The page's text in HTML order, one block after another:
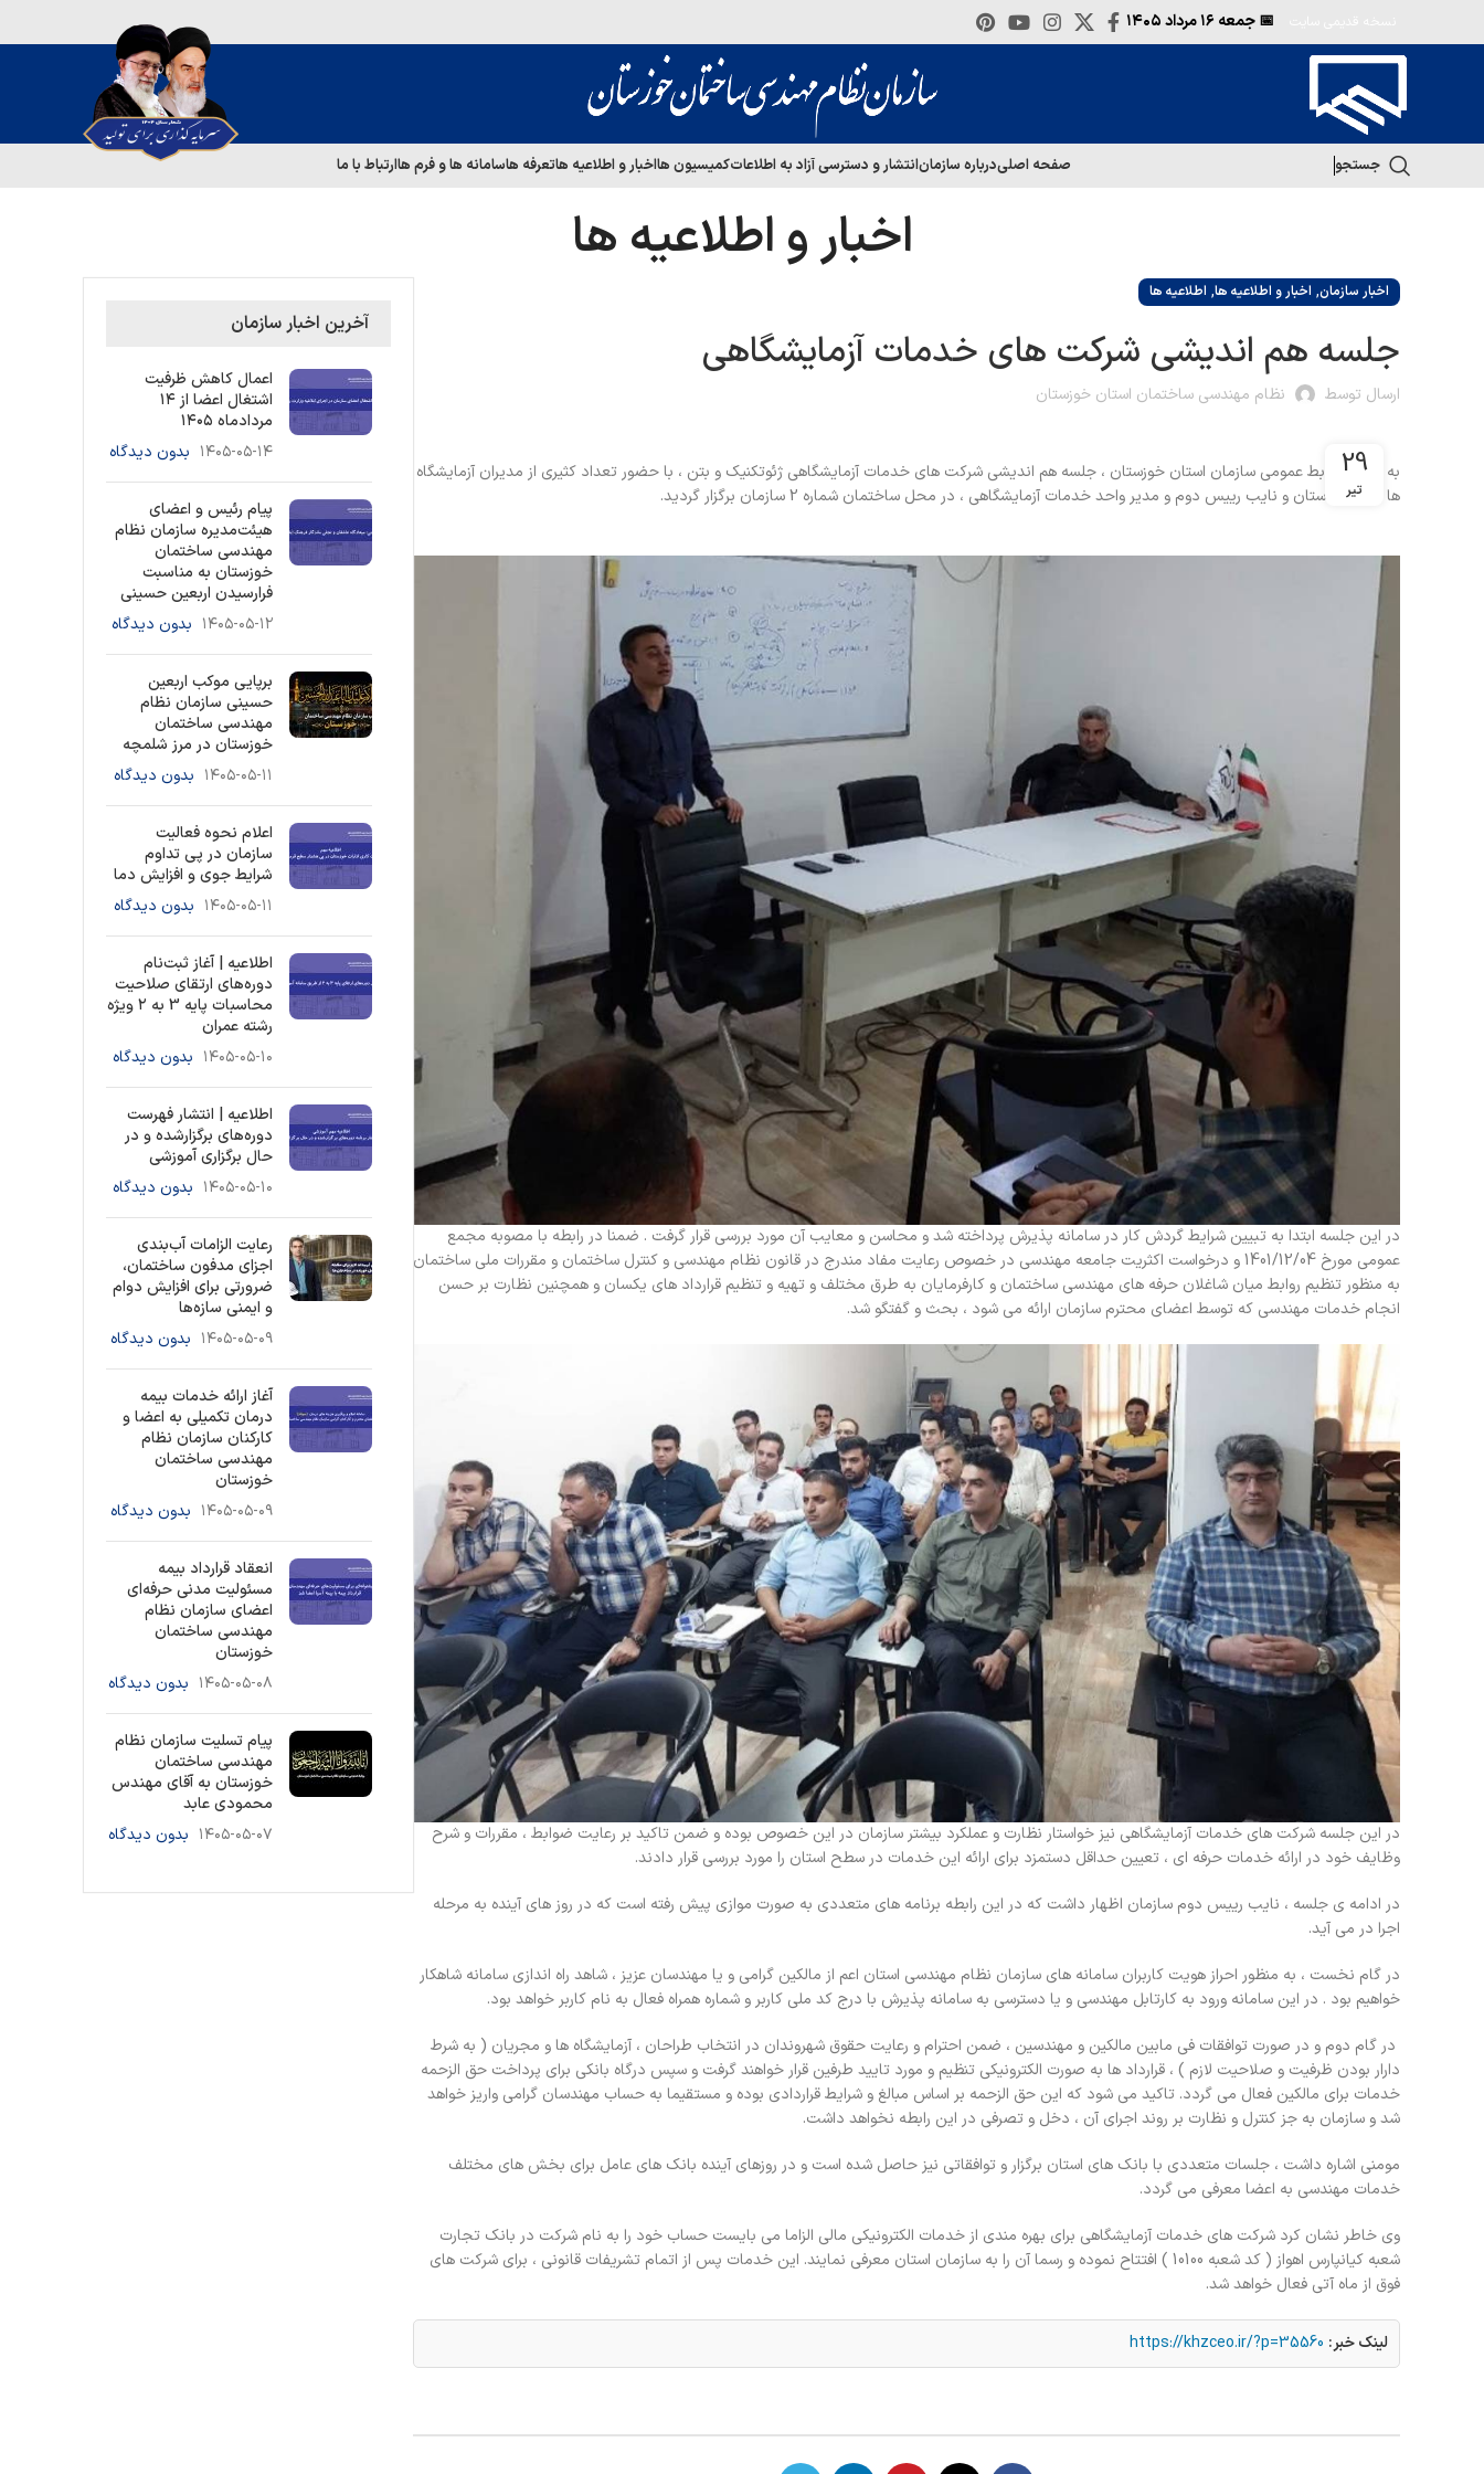
📅 جمعه
جستجو صفحه اصلیدرباره سازمانانتشار و دسترسی آزاد به اطلاعاتکمیسیون هااخبار و اطلاعیه هاتعرفه هاسامانه ها و فرم هاارتباط با ما
اخبار و اطلاعیه ها
اخبار سازمان, اخبار و اطلاعیه ها, اطلاعیه ها
جلسه هم اندیشی شرکت های خدمات آزمایشگاهی
ارسال توسط نظام مهندسی ساختمان استان خوزستان
29
تیر
به گزارش روابط عمومی سازمان استان خوزستان ، جلسه هم اندیشی شرکت های خدمات آزمایشگاهی ژئوتکنیک و بتن ، با حضور تعداد کثیری از مدیران آزمایشگاه
ها از سراسر استان و نایب رییس دوم و مدیر واحد خدمات آزمایشگاهی ، در محل ساختمان شماره 2 سازمان برگزار گردید.
در این جلسه ابتدا به تبیین شرایط گردش کار در سامانه پذیرش پرداخته شد و محاسن و معایب آن مورد بررسی قرار گرفت . ضمنا در رابطه با مصوبه مجمع
عمومی مورخ 1401/12/04 و درخواست اکثریت جامعه مهندسی در خصوص رعایت مفاد مندرج در قانون نظام مهندسی و کنترل ساختمان و مقررات ملی ساختمان
به منظور تنظیم روابط میان شاغلان حرفه های مهندسی ساختمان و کارفرمایان به طرق مختلف و تهیه و تنظیم قرارداد های یکسان و همچنین نظارت بر حسن
انجام خدمات مهندسی که توسط اعضای محترم سازمان ارائه می شود ، بحث و گفتگو شد.
در این جلسه شرکت های خدمات آزمایشگاهی نیز خواستار نظارت و عملکرد بیشتر سازمان در این خصوص بوده و ضمن تاکید بر رعایت ضوابط ، مقررات و شرح
وظایف خود در ارائه خدمات حرفه ای ، تعیین حداقل دستمزد برای ارائه این خدمات در سطح استان را مورد بررسی قرار دادند.
در ادامه ی جلسه ، نایب رییس دوم سازمان اظهار داشت که در این رابطه برنامه های متعددی به صورت موازی پیش رفته است که در روز های آینده به مرحله
اجرا در می آید.
در گام نخست ، به منظور احراز هویت کاربران سامانه های سازمان نظام مهندسی استان اعم از مالکین گرامی و یا مهندسان عزیز ، شاهد راه اندازی سامانه شاهکار
خواهیم بود . در این سامانه ورود به کارتابل مهندسی و یا دسترسی به سامانه پذیرش با درج کد ملی کاربر و شماره همراه فعال به نام کاربر خواهد بود.
در گام دوم و در صورت توافقات فی مابین مالکین و مهندسین ، ضمن احترام و رعایت حقوق شهروندان در انتخاب طراحان ، آزمایشگاه ها و مجریان ( به شرط
دارار بودن ظرفیت و صلاحیت لازم ) ، قرارداد ها به صورت الکترونیکی تنظیم و مورد تایید طرفین قرار خواهند گرفت و سپس درگاه بانکی برای پرداخت حق الزحمه
خدمات برای مالکین فعال می گردد. تاکید می شود که این حق الزحمه بر اساس مبالغ و شرایط قراردادی بوده و مستقیما به حساب مهندسان گرامی واریز خواهد
شد و سازمان به جز کنترل و نظارت بر روند اجرای آن ، دخل و تصرفی در این رابطه نخواهد داشت.
مومنی اشاره داشت ، جلسات متعددی با بانک های استان برگزار و توافقاتی نیز حاصل شده است و در روزهای آینده بانک های عامل برای بخش های مختلف
خدمات مهندسی به اعضا معرفی می گردد.
وی خاطر نشان کرد شرکت های خدمات آزمایشگاهی برای بهره مندی از خدمات الکترونیکی مالی الزاما می بایست حساب خود را به نام شرکت در بانک تجارت
شعبه کیانپارس اهواز ( کد شعبه 10100 ) افتتاح نموده و رسما آن را به سازمان استان معرفی نمایند. این خدمات پس از اتمام تشریفات قانونی ، برای شرکت های
فوق از ماه آتی فعال خواهد شد.
لینک خبر: https://khzceo.ir/?p=35560
آخرین اخبار سازمان
اعمال کاهش ظرفیت
اشتغال اعضا از ۱۴
مردادماه ۱۴۰۵
۱۴۰۵-۰۵-۱۴ بدون دیدگاه
پیام رئیس و اعضای
هیئت‌مدیره سازمان نظام
مهندسی ساختمان
خوزستان به مناسبت
فرارسیدن اربعین حسینی
۱۴۰۵-۰۵-۱۲ بدون دیدگاه
برپایی موکب اربعین
حسینی سازمان نظام
مهندسی ساختمان
خوزستان در مرز شلمچه
۱۴۰۵-۰۵-۱۱ بدون دیدگاه
اعلام نحوه فعالیت
سازمان در پی تداوم
شرایط جوی و افزایش دما
۱۴۰۵-۰۵-۱۱ بدون دیدگاه
اطلاعیه | آغاز ثبت‌نام
دوره‌های ارتقای صلاحیت
محاسبات پایه 3 به ۲ ویژه
رشته عمران
۱۴۰۵-۰۵-۱۰ بدون دیدگاه
اطلاعیه | انتشار فهرست
دوره‌های برگزارشده و در
حال برگزاری آموزشی
۱۴۰۵-۰۵-۱۰ بدون دیدگاه
رعایت الزامات آب‌بندی
اجزای مدفون ساختمان،
ضرورتی برای افزایش دوام
و ایمنی سازه‌ها
۱۴۰۵-۰۵-۰۹ بدون دیدگاه
آغاز ارائه خدمات بیمه
درمان تکمیلی به اعضا و
کارکنان سازمان نظام
مهندسی ساختمان
خوزستان
۱۴۰۵-۰۵-۰۹ بدون دیدگاه
انعقاد قرارداد بیمه
مسئولیت مدنی حرفه‌ای
اعضای سازمان نظام
مهندسی ساختمان
خوزستان
۱۴۰۵-۰۵-۰۸ بدون دیدگاه
پیام تسلیت سازمان نظام
مهندسی ساختمان
خوزستان به آقای مهندس
محمودی عابد
۱۴۰۵-۰۵-۰۷ بدون دیدگاه